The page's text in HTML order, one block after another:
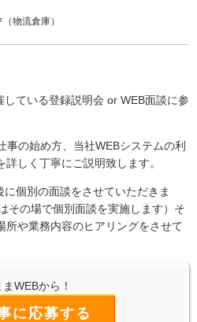
物流倉庫）
ている登録説明会 or WEB面談に参
事の始め方、当社WEBシステムの利
しく丁寧にご説明致します。
個別の面談をさせていただきま
その場で個別面談を実施します）そ
所や業務内容のヒアリングをさせて
WEBから！
に応募する